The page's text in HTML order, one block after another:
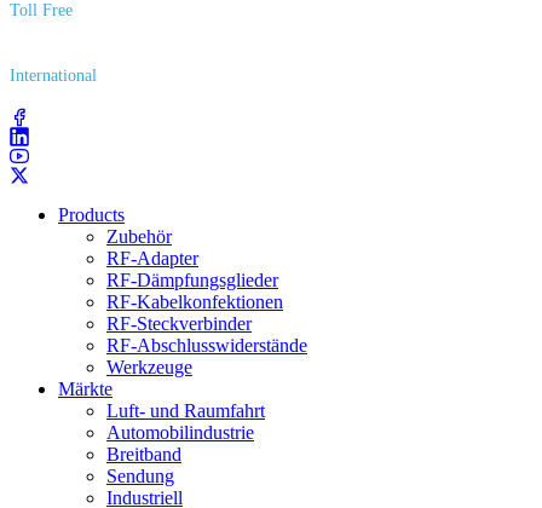
Toll Free
International
Products
Zubehör
RF-Adapter
RF-Dämpfungsglieder
RF-Kabelkonfektionen
RF-Steckverbinder
RF-Abschlusswiderstände
Werkzeuge
Märkte
Luft- und Raumfahrt
Automobilindustrie
Breitband
Sendung
Industriell